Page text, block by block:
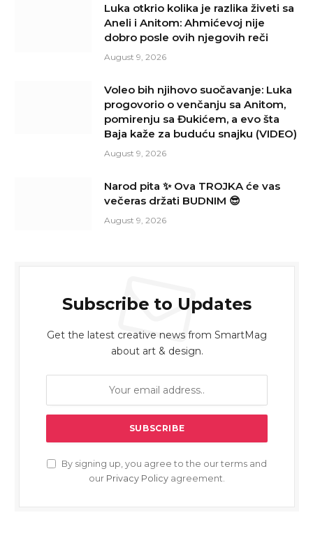
Luka otkrio kolika je razlika živeti sa
Aneli i Anitom: Ahmićevoj nije
dobro posle ovih njegovih reči
August 9, 2026
Voleo bih njihovo suočavanje: Luka
progovorio o venčanju sa Anitom,
pomirenju sa Đukićem, a evo šta
Baja kaže za buduću snajku (VIDEO)
August 9, 2026
Narod pita ✨ Ova TROJKA će vas
večeras držati BUDNIM 😎
August 9, 2026
Subscribe to Updates
Get the latest creative news from SmartMag
about art & design.
By signing up, you agree to the our terms and
our Privacy Policy agreement.